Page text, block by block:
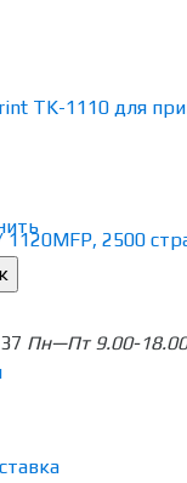
TK-1110 для
Пн—Пт 9.00-18.00